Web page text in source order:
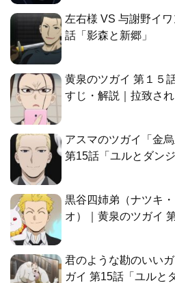
左右様 VS 与謝野イ
話「影森と新郷」
黄泉のツガイ 第１５
すじ・解説｜拉致さ
アスマのツガイ「金
第15話「ユルとダンジ
黒谷四姉弟（ナツキ
オ）｜黄泉のツガイ
君のような勘のいい
ガイ 第15話「ユルと